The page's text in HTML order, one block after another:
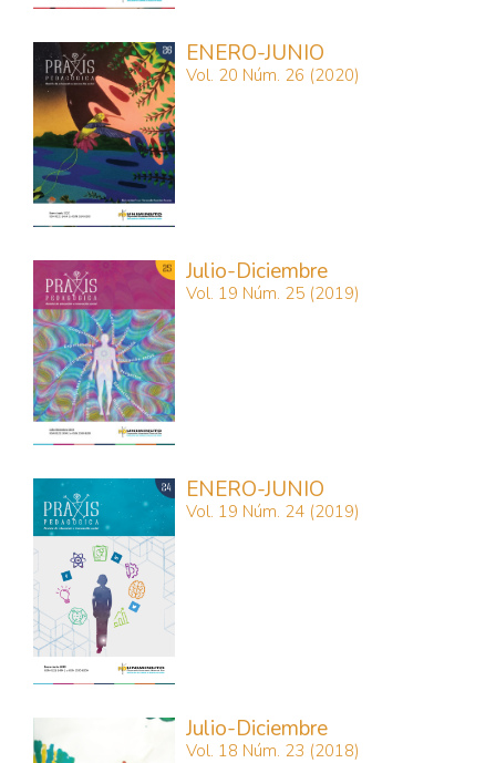
ENERO-JUNIO
Vol. 20 Núm. 26 (2020)
Julio-Diciembre
Vol. 19 Núm. 25 (2019)
ENERO-JUNIO
Vol. 19 Núm. 24 (2019)
Julio-Diciembre
Vol. 18 Núm. 23 (2018)